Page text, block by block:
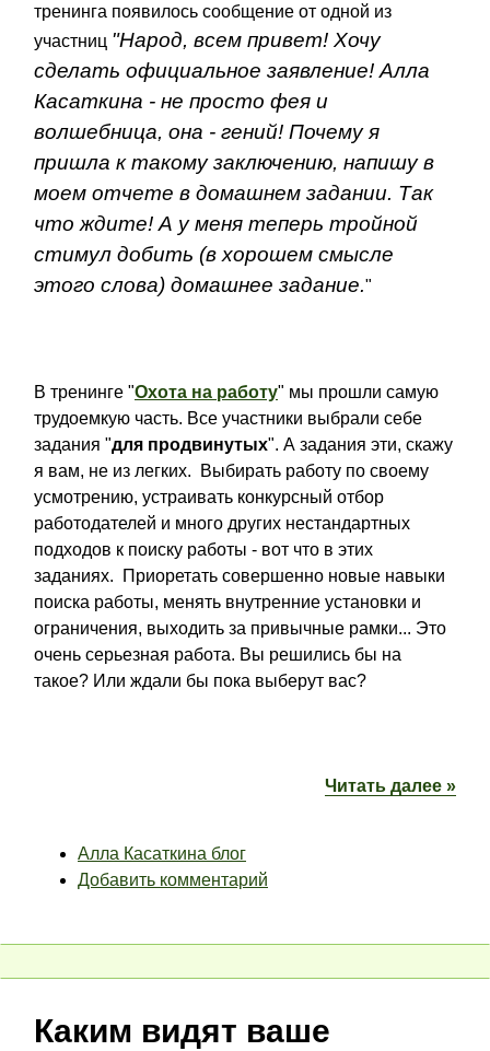
тренинга появилось сообщение от одной из
участниц "Народ, всем привет! Хочу
сделать официальное заявление! Алла
Касаткина - не просто фея и
волшебница, она - гений! Почему я
пришла к такому заключению, напишу в
моем отчете в домашнем задании. Так
что ждите! А у меня теперь тройной
стимул добить (в хорошем смысле
этого слова) домашнее задание."
В тренинге "Охота на работу" мы прошли самую
трудоемкую часть. Все участники выбрали себе
задания "для продвинутых". А задания эти, скажу
я вам, не из легких. Выбирать работу по своему
усмотрению, устраивать конкурсный отбор
работодателей и много других нестандартных
подходов к поиску работы - вот что в этих
заданиях. Приоретать совершенно новые навыки
поиска работы, менять внутренние установки и
ограничения, выходить за привычные рамки... Это
очень серьезная работа. Вы решились бы на
такое? Или ждали бы пока выберут вас?
Читать далее »
Алла Касаткина блог
Добавить комментарий
Каким видят ваше